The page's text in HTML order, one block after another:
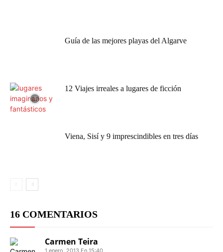
Guía de las mejores playas del Algarve
12 Viajes irreales a lugares de ficción
Viena, Sisí y 9 imprescindibles en tres días
16 COMENTARIOS
Carmen Teira
1 enero, 2013 En 15:40